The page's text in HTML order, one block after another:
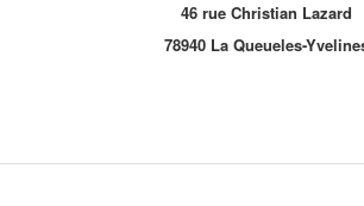
46 rue Christian Lazard
78940 La Queueles-